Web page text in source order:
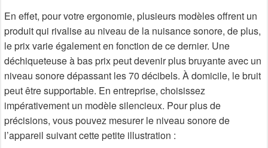
En effet, pour votre ergonomie, plusieurs modèles offrent un
produit qui rivalise au niveau de la nuisance sonore, de plus,
le prix varie également en fonction de ce dernier. Une
déchiqueteuse à bas prix peut devenir plus bruyante avec un
niveau sonore dépassant les 70 décibels. À domicile, le bruit
peut être supportable. En entreprise, choisissez
impérativement un modèle silencieux. Pour plus de
précisions, vous pouvez mesurer le niveau sonore de
l’appareil suivant cette petite illustration :